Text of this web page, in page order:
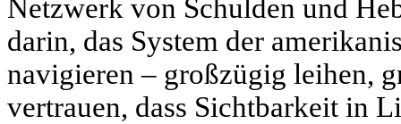
Netzwerk von Schulden und
darin, das System der
navigieren – großzügig leihen,
vertrauen, dass Sichtbarkeit in